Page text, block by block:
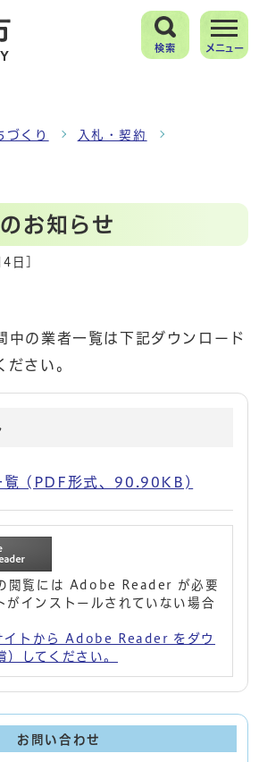
検索 メニュー
づくり 入札・契約
お知らせ
日
中の業者一覧は下記ダウンロード
ださい。
覧 (PDF形式、90.90KB)
閲覧には Adobe Reader が必要
がインストールされていない場合
トから Adobe Reader をダウ
）してください。
お問い合わせ